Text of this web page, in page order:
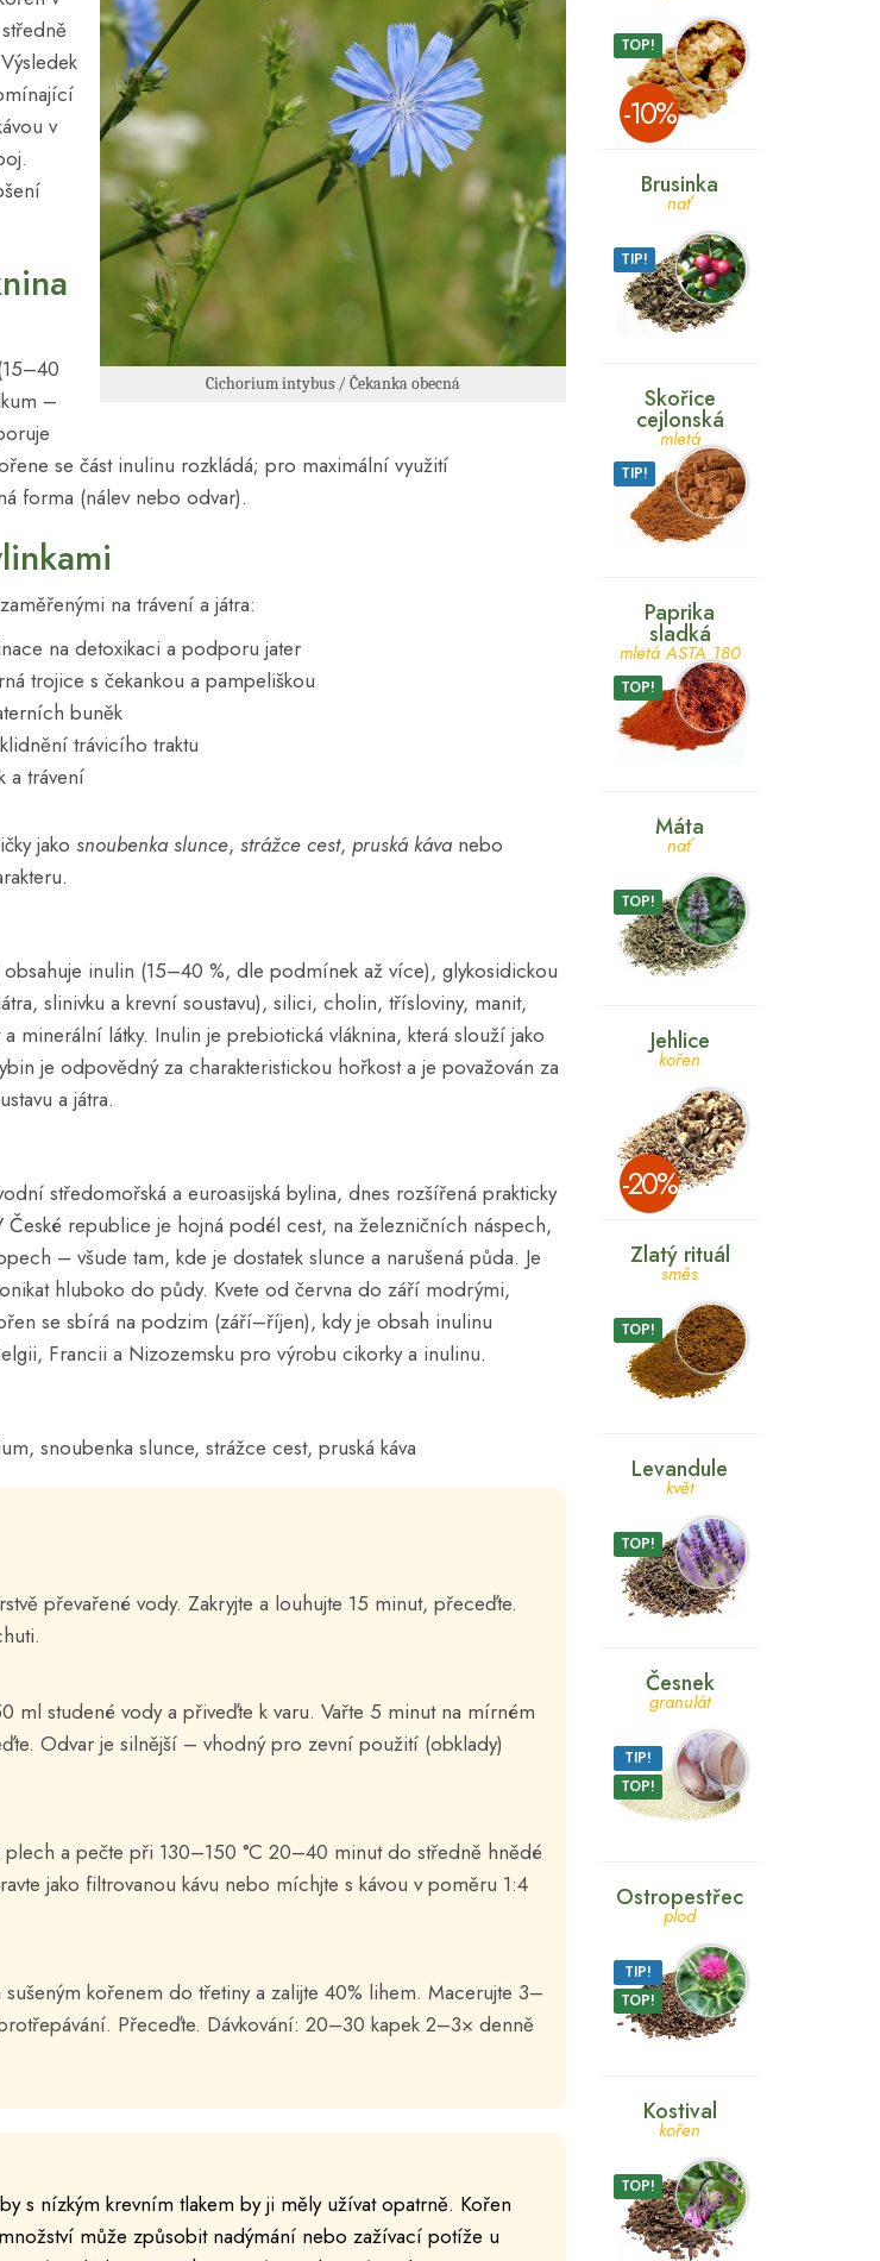
Cichorium intybus / Čekanka obecná
v
–
se část inulinu rozkládá; pro maximální využití
forma (nálev nebo odvar).
na trávení a játra:
na detoxikaci a podporu jater
trojice s čekankou a pampeliškou
buněk
trávicího traktu
a trávení
jako snoubenka slunce, strážce cest, pruská káva nebo
obsahuje inulin (15–40 %, dle podmínek až více), glykosidickou
slinivku a krevní soustavu), silici, cholin, třísloviny, manit,
minerální látky. Inulin je prebiotická vláknina, která slouží jako
je odpovědný za charakteristickou hořkost a je považován za
a játra.
středomořská a euroasijská bylina, dnes rozšířená prakticky
republice je hojná podél cest, na železničních náspech,
– všude tam, kde je dostatek slunce a narušená půda. Je
hluboko do půdy. Kvete od června do září modrými,
se sbírá na podzim (září–říjen), kdy je obsah inulinu
Francii a Nizozemsku pro výrobu cikorky a inulinu.
snoubenka slunce, strážce cest, pruská káva
převařené vody. Zakryjte a louhujte 15 minut, přeceďte.
ml studené vody a přiveďte k varu. Vařte 5 minut na mírném
Odvar je silnější – vhodný pro zevní použití (obklady)
plech a pečte při 130–150 °C 20–40 minut do středně hnědé
jako filtrovanou kávu nebo míchjte s kávou v poměru 1:4
kořenem do třetiny a zalijte 40% lihem. Macerujte 3–
Přeceďte. Dávkování: 20–30 kapek 2–3× denně
s nízkým krevním tlakem by ji měly užívat opatrně. Kořen
může způsobit nadýmání nebo zažívací potíže u
TOP!
­-10%
Brusinka
nať
TIP!
Skořice
cejlonská
mletá
TIP!
Paprika
sladká
mletá ASTA 180
TOP!
Máta
nať
TOP!
Jehlice
kořen
­-20%
Zlatý rituál
směs
TOP!
Levandule
květ
TOP!
Česnek
granulát
TIP!
TOP!
Ostropestřec
plod
TIP!
TOP!
Kostival
kořen
TOP!